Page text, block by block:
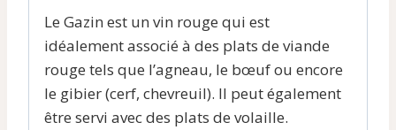
Le Gazin est un vin rouge qui est
idéalement associé à des plats de viande
rouge tels que l’agneau, le bœuf ou encore
le gibier (cerf, chevreuil). Il peut également
être servi avec des plats de volaille.